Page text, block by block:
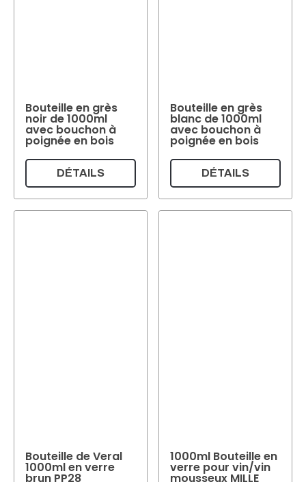
Bouteille en grès
noir de 1000ml
avec bouchon à
poignée en bois
DÉTAILS
Bouteille en grès
blanc de 1000ml
avec bouchon à
poignée en bois
DÉTAILS
Bouteille de Veral
1000ml en verre
brun PP28
1000ml Bouteille en
verre pour vin/vin
mousseux MILLE